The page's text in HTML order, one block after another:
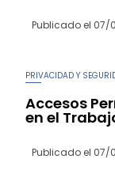
Publicado el 07/
PRIVACIDAD Y
Accesos
en el
Publicado el 07/